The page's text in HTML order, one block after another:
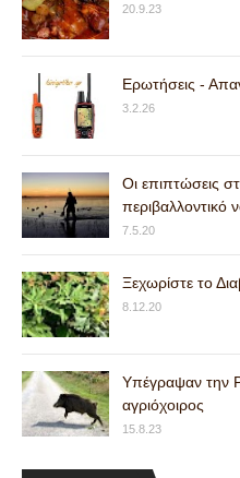
20.9.23
Ερωτήσεις -
3.2.26
Οι επιπτώσεις
περιβαλλοντικό
7.5.20
Ξεχωρίστε το
8.12.20
Υπέγραψαν την
αγριόχοιρος
15.8.23